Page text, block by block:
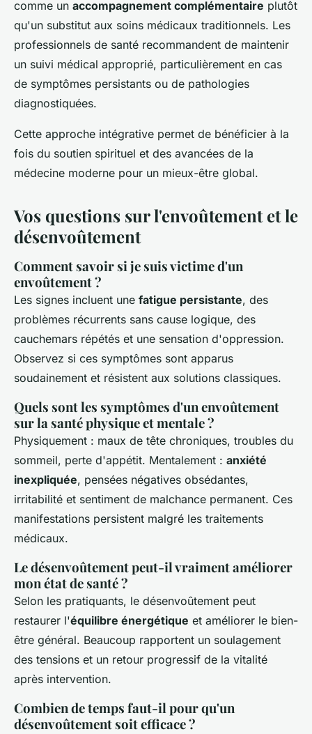
comme un accompagnement complémentaire plutôt
qu'un substitut aux soins médicaux traditionnels. Les
professionnels de santé recommandent de maintenir
un suivi médical approprié, particulièrement en cas
de symptômes persistants ou de pathologies
diagnostiquées.
Cette approche intégrative permet de bénéficier à la
fois du soutien spirituel et des avancées de la
médecine moderne pour un mieux-être global.
Vos questions sur l'envoûtement et le
désenvoûtement
Comment savoir si je suis victime d'un
envoûtement ?
Les signes incluent une fatigue persistante, des
problèmes récurrents sans cause logique, des
cauchemars répétés et une sensation d'oppression.
Observez si ces symptômes sont apparus
soudainement et résistent aux solutions classiques.
Quels sont les symptômes d'un envoûtement
sur la santé physique et mentale ?
Physiquement : maux de tête chroniques, troubles du
sommeil, perte d'appétit. Mentalement : anxiété
inexpliquée, pensées négatives obsédantes,
irritabilité et sentiment de malchance permanent. Ces
manifestations persistent malgré les traitements
médicaux.
Le désenvoûtement peut-il vraiment améliorer
mon état de santé ?
Selon les pratiquants, le désenvoûtement peut
restaurer l'équilibre énergétique et améliorer le bien-
être général. Beaucoup rapportent un soulagement
des tensions et un retour progressif de la vitalité
après intervention.
Combien de temps faut-il pour qu'un
désenvoûtement soit efficace ?